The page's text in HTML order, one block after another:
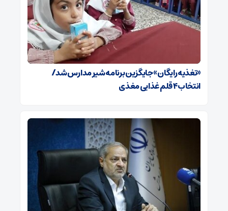
«تغذیه رایگان» جایگزین برنامه شیر مدارس شد/
انتخاب ۴ قلم غذایی مغذی